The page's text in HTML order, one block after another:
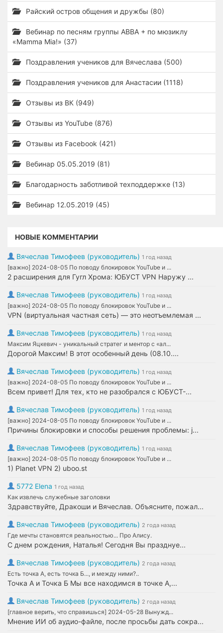
Райский остров общения и дружбы (80)
Вебинар по песням группы ABBA + по мюзиклу
«Mamma Mia!» (37)
Поздравления учеников для Вячеслава (500)
Поздравления учеников для Анастасии (1118)
Отзывы из ВК (949)
Отзывы из YouTube (876)
Отзывы из Facebook (421)
Вебинар 05.05.2019 (81)
Благодарность заботливой техподдержке (13)
Вебинар 12.05.2019 (45)
НОВЫЕ КОММЕНТАРИИ
Вячеслав Тимофеев (руководитель) 1 год назад
[важно] 2024-08-05 По поводу блокировок YouTube и ...
2 расширения для Гугл Хрома: ЮБУСТ VPN Наружу ...
Вячеслав Тимофеев (руководитель) 1 год назад
[важно] 2024-08-05 По поводу блокировок YouTube и ...
VPN (виртуальная частная сеть) — это неотъемлемая ...
Вячеслав Тимофеев (руководитель) 1 год назад
Максим Яцкевич - уникальный стратег и ментор с «ал...
Дорогой Максим! В этот особенный день (08.10....
Вячеслав Тимофеев (руководитель) 1 год назад
[важно] 2024-08-05 По поводу блокировок YouTube и ...
Всем привет! Для тех, кто не разобрался с ЮБУСТ-...
Вячеслав Тимофеев (руководитель) 1 год назад
[важно] 2024-08-05 По поводу блокировок YouTube и ...
Причины блокировки и способы решения проблемы: j...
Вячеслав Тимофеев (руководитель) 1 год назад
[важно] 2024-08-05 По поводу блокировок YouTube и ...
1) Planet VPN 2) uboo.st
5772 Elena 1 год назад
Как извлечь служебные заголовки
Здравствуйте, Дракоши и Вячеслав. Объясните, пожал...
Вячеслав Тимофеев (руководитель) 2 года назад
Где мечты становятся реальностью... Про Алису.
С днем рождения, Наталья! Сегодня Вы празднуе...
Вячеслав Тимофеев (руководитель) 2 года назад
Есть точка А, есть точка Б..., и между ними?..
Точка А и Точка Б Мы все находимся в точке А,...
Вячеслав Тимофеев (руководитель) 2 года назад
[главное верить, что справишься] 2024-05-28 Вынужд...
Мнение ИИ об аудио-файле, после просьбы дать сокра...